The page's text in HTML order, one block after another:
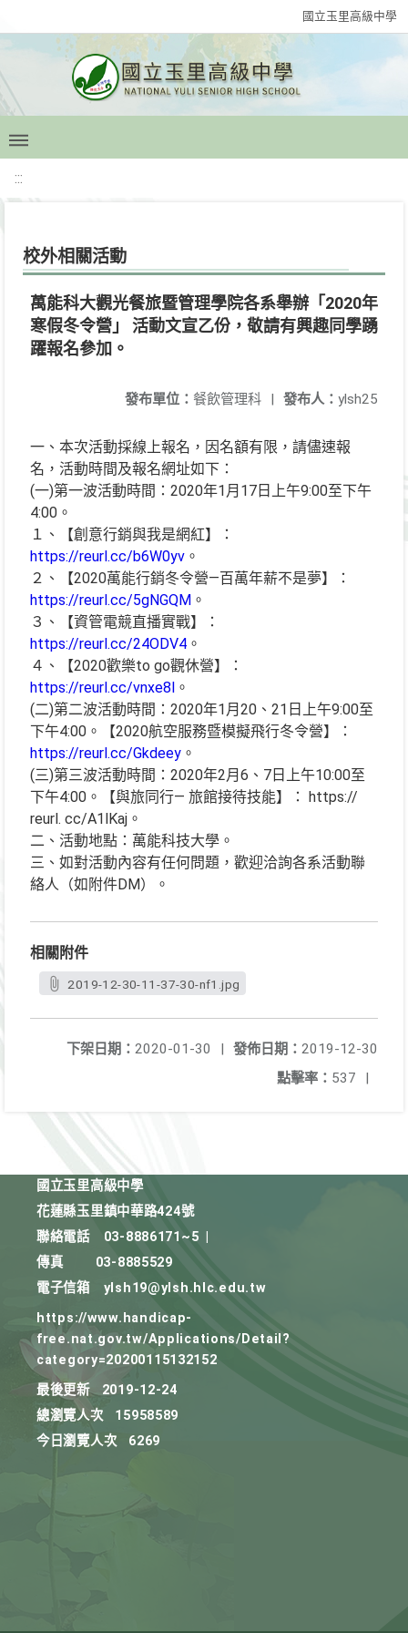
國立玉里高級中學
:::
校外相關活動
萬能科大觀光餐旅暨管理學院各系舉辦「2020年
寒假冬令營」 活動文宣乙份，敬請有興趣同學踴
躍報名參加。
發布人： ylsh25
發布單位： 餐飲管理科 |
一、本次活動採線上報名，因名額有限，請儘速報
名，活動時間及報名網址如下：
(一)第一波活動時間：2020年1月17日上午9:00至下午
4:00。
１、【創意行銷與我是網紅】：
https://reurl.cc/b6W0yv 。
２、【2020萬能行銷冬令營—百萬年薪不是夢】：
https://reurl.cc/5gNGQM 。
３、【資管電競直播實戰】：
https://reurl.cc/24ODV4 。
４、【2020歡樂to go觀休營】：
https://reurl.cc/vnxe8l 。
(二)第二波活動時間：2020年1月20、21日上午9:00至
下午4:00。【2020航空服務暨模擬飛行冬令營】：
https://reurl.cc/Gkdeey 。
(三)第三波活動時間：2020年2月6、7日上午10:00至
下午4:00。【與旅同行— 旅館接待技能】： https://
reurl. cc/A1lKaj。
二、活動地點：萬能科技大學。
三、如對活動內容有任何問題，歡迎洽詢各系活動聯
絡人（如附件DM）。
相關附件
2019-12-30-11-37-30-nf1.jpg
發佈日期： 2019-12-30
下架日期： 2020-01-30
|
點擊率： 537 |
國立玉里高級中學
花蓮縣玉里鎮中華路424號
聯絡電話
03-8886171~5
傳真
03-8885529
電子信箱
ylsh19@ylsh.hlc.edu.tw
https://www.handicap-
free.nat.gov.tw/Applications/Detail?
category=20200115132152
最後更新
2019-12-24
總瀏覽人次
15958589
今日瀏覽人次
6269